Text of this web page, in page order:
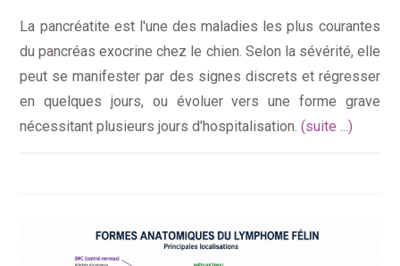
La pancréatite est l'une des maladies les plus courantes
du pancréas exocrine chez le chien. Selon la sévérité, elle
peut se manifester par des signes discrets et régresser
en quelques jours, ou évoluer vers une forme grave
nécessitant plusieurs jours d'hospitalisation.(suite ...)